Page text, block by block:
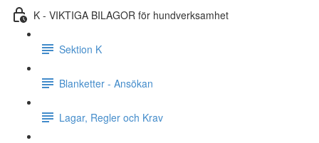
K - VIKTIGA BILAGOR för hundverksamhet
Sektion K
Blanketter - Ansökan
Lagar, Regler och Krav